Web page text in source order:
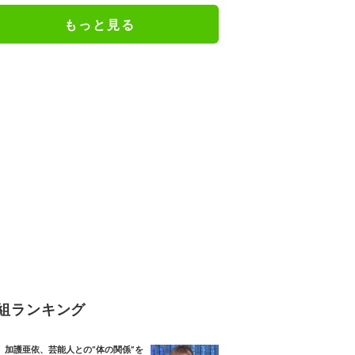
もっと見る
ランキング
加護亜依、芸能人との“体の関係”を